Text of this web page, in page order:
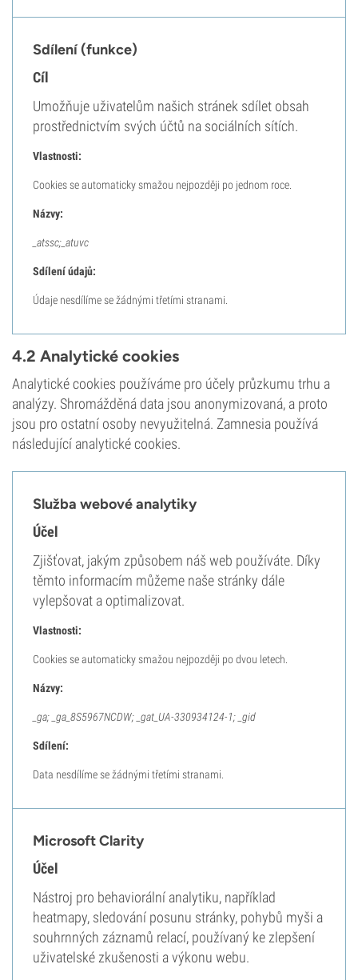
Sdílení (funkce)
Cíl
Umožňuje uživatelům našich stránek sdílet obsah
prostřednictvím svých účtů na sociálních sítích.
Vlastnosti:
Cookies se automaticky smažou nejpozději po jednom roce.
Názvy:
_atssc;_atuvc
Sdílení údajů:
Údaje nesdílíme se žádnými třetími stranami.
4.2 Analytické cookies
Analytické cookies používáme pro účely průzkumu trhu a
analýzy. Shromážděná data jsou anonymizovaná, a proto
jsou pro ostatní osoby nevyužitelná. Zamnesia používá
následující analytické cookies.
Služba webové analytiky
Účel
Zjišťovat, jakým způsobem náš web používáte. Díky
těmto informacím můžeme naše stránky dále
vylepšovat a optimalizovat.
Vlastnosti:
Cookies se automaticky smažou nejpozději po dvou letech.
Názvy:
_ga; _ga_8S5967NCDW; _gat_UA-330934124-1; _gid
Sdílení:
Data nesdílíme se žádnými třetími stranami.
Microsoft Clarity
Účel
Nástroj pro behaviorální analytiku, například
heatmapy, sledování posunu stránky, pohybů myši a
souhrnných záznamů relací, používaný ke zlepšení
uživatelské zkušenosti a výkonu webu.